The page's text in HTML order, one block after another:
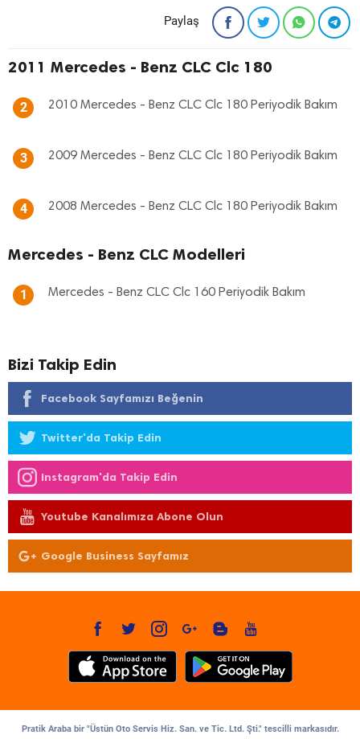
Paylaş
2011 Mercedes - Benz CLC Clc 180
2 2010 Mercedes - Benz CLC Clc 180 Periyodik Bakım
3 2009 Mercedes - Benz CLC Clc 180 Periyodik Bakım
4 2008 Mercedes - Benz CLC Clc 180 Periyodik Bakım
Mercedes - Benz CLC Modelleri
1 Mercedes - Benz CLC Clc 160 Periyodik Bakım
Bizi Takip Edin
Facebook Sayfamızı Beğenin
Twitter'da Takip Edin
Instagram'da Takip Edin
Youtube Kanalımıza Abone Olun
Google Business Sayfamız
Pratik Araba bir "Üstün Oto Servis Hiz. San. ve Tic. Ltd. Şti." tescilli markasıdır.